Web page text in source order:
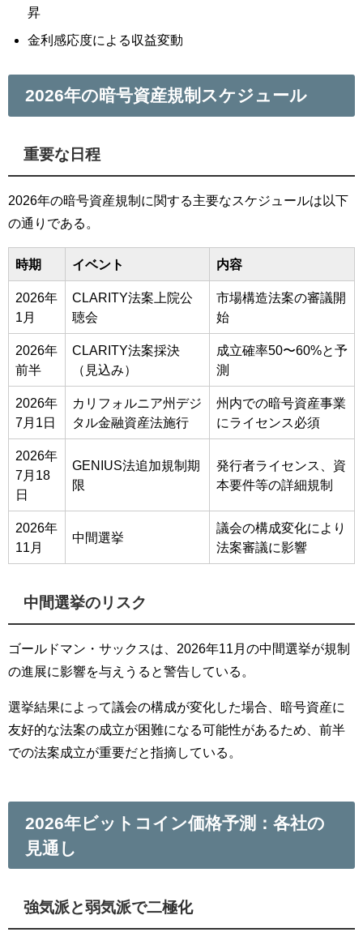
昇
金利感応度による収益変動
2026年の暗号資産規制スケジュール
重要な日程
2026年の暗号資産規制に関する主要なスケジュールは以下
の通りである。
時期 イベント 内容
2026年
1月
CLARITY法案上院公
聴会
市場構造法案の審議開
始
2026年
前半
CLARITY法案採決
（見込み）
成立確率50〜60%と予
測
2026年
7月1日
カリフォルニア州デジ
タル金融資産法施行
州内での暗号資産事業
にライセンス必須
2026年
7月18
日
GENIUS法追加規制期
限
発行者ライセンス、資
本要件等の詳細規制
2026年
11月
中間選挙
議会の構成変化により
法案審議に影響
中間選挙のリスク
ゴールドマン・サックスは、2026年11月の中間選挙が規制
の進展に影響を与えうると警告している。
選挙結果によって議会の構成が変化した場合、暗号資産に
友好的な法案の成立が困難になる可能性があるため、前半
での法案成立が重要だと指摘している。
2026年ビットコイン価格予測：各社の
見通し
強気派と弱気派で二極化